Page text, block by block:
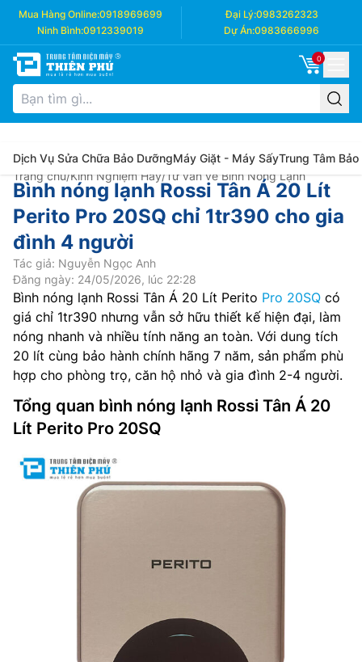
Mua Hàng Online:0918969699 Đại Lý:0983262323
Ninh Bình:0912339019 Dự Án:0983666996
0
Dịch Vụ Sửa Chữa Bảo DưỡngMáy Giặt - Máy SấyTrung Tâm Bảo
Trang chủ/Kinh Nghiệm Hay/Tư vấn về Bình Nóng Lạnh
Bình nóng lạnh Rossi Tân Á 20 Lít
Perito Pro 20SQ chỉ 1tr390 cho gia
đình 4 người
Tác giả: Nguyễn Ngọc Anh
Đăng ngày: 24/05/2026, lúc 22:28
Bình nóng lạnh Rossi Tân Á 20 Lít Perito Pro 20SQ có
giá chỉ 1tr390 nhưng vẫn sở hữu thiết kế hiện đại, làm
nóng nhanh và nhiều tính năng an toàn. Với dung tích
20 lít cùng bảo hành chính hãng 7 năm, sản phẩm phù
hợp cho phòng trọ, căn hộ nhỏ và gia đình 2-4 người.
Tổng quan bình nóng lạnh Rossi Tân Á 20
Lít Perito Pro 20SQ